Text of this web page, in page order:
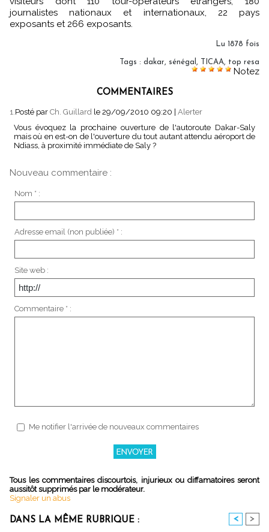
journalistes nationaux et internationaux, 22 pays
exposants et 266 exposants.
Lu 1878 fois
Tags : dakar sénégal TICAA top resa
Notez
COMMENTAIRES
1. Posté par Ch. Guillard le 29/09/2010 09:20 | Alerter
Vous évoquez la prochaine ouverture de l'autoroute Dakar-Saly
mais où en est-on de l'ouverture du tout autant attendu aéroport de
Ndiass, à proximité immédiate de Saly ?
Nouveau commentaire :
Nom * :
Adresse email (non publiée) * :
Site web :
Commentaire * :
Me notifier l'arrivée de nouveaux commentaires
Tous les commentaires discourtois, injurieux ou diffamatoires seront
aussitôt supprimés par le modérateur.
Signaler un abus
DANS LA MÊME RUBRIQUE : < >